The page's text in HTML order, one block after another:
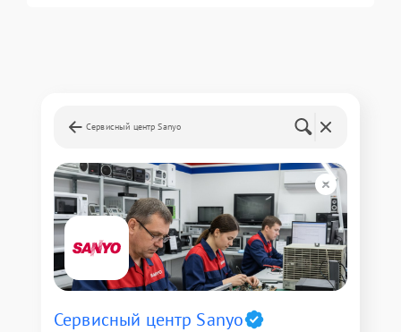
Сервисный центр Sanyo
Сервисный центр Sanyo